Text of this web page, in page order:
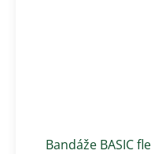
Bandáže BASIC